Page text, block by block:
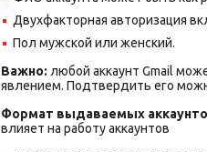
Двухфакторная авторизация
Пол мужской или женский.
Важно: любой аккаунт Gmail
явлением. Подтвердить его
Формат выдаваемых
влияет на работу аккаунтов